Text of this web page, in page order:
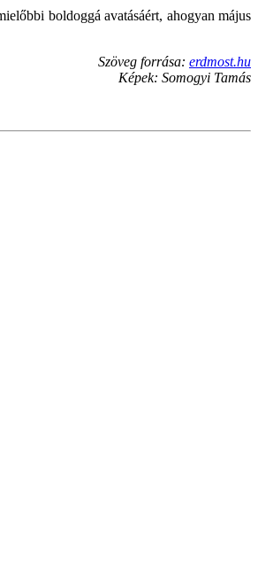
boldoggá avatásáért, ahogyan május
Szöveg forrása: erdmost.hu
Képek: Somogyi Tamás